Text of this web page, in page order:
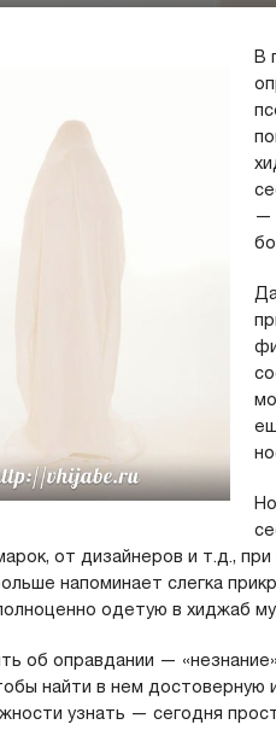
В
—
от дизайнеров и т.д.,
напоминает слегка
одетую в хиджаб
об оправдании —
найти в нем
узнать — сегодня